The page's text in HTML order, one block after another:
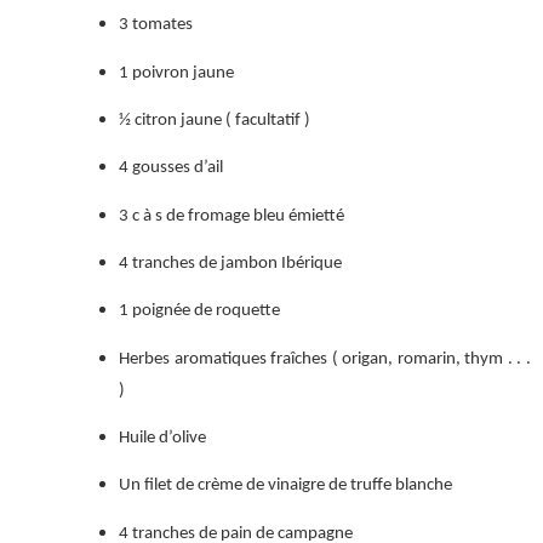
3 tomates
1 poivron jaune
½ citron jaune ( facultatif )
4 gousses d’ail
3 c à s de fromage bleu émietté
4 tranches de jambon Ibérique
1 poignée de roquette
Herbes aromatiques fraîches ( origan, romarin, thym . . .
)
Huile d’olive
Un filet de crème de vinaigre de truffe blanche
4 tranches de pain de campagne